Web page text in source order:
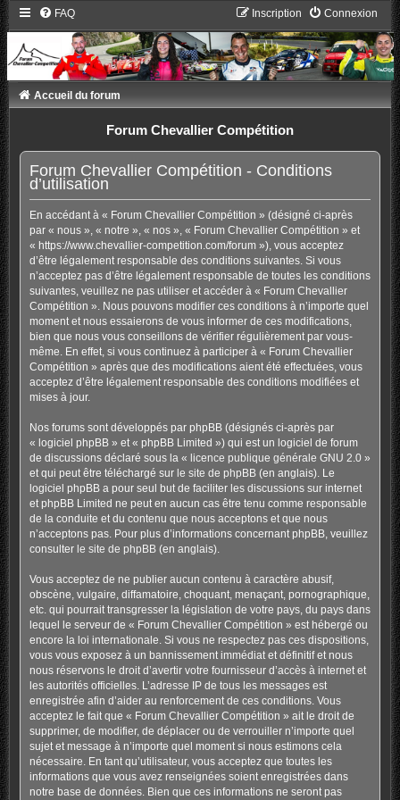
FAQ Connexion
Inscription
Accueil du forum
Forum Chevallier Compétition
Forum Chevallier Compétition - Conditions
d’utilisation
En accédant à « Forum Chevallier Compétition » (désigné ci-après
par « nous », « notre », « nos », « Forum Chevallier Compétition » et
« https://www.chevallier-competition.com/forum »), vous acceptez
d’être légalement responsable des conditions suivantes. Si vous
n’acceptez pas d’être légalement responsable de toutes les conditions
suivantes, veuillez ne pas utiliser et accéder à « Forum Chevallier
Compétition ». Nous pouvons modifier ces conditions à n’importe quel
moment et nous essaierons de vous informer de ces modifications,
bien que nous vous conseillons de vérifier régulièrement par vous-
même. En effet, si vous continuez à participer à « Forum Chevallier
Compétition » après que des modifications aient été effectuées, vous
acceptez d’être légalement responsable des conditions modifiées et
mises à jour.
Nos forums sont développés par phpBB (désignés ci-après par
« logiciel phpBB » et « phpBB Limited ») qui est un logiciel de forum
de discussions déclaré sous la « licence publique générale GNU 2.0»
et qui peut être téléchargé sur le site de phpBB(en anglais). Le
logiciel phpBB a pour seul but de faciliter les discussions sur internet
et phpBB Limited ne peut en aucun cas être tenu comme responsable
de la conduite et du contenu que nous acceptons et que nous
n’acceptons pas. Pour plus d’informations concernant phpBB, veuillez
consulter le site de phpBB(en anglais).
Vous acceptez de ne publier aucun contenu à caractère abusif,
obscène, vulgaire, diffamatoire, choquant, menaçant, pornographique,
etc. qui pourrait transgresser la législation de votre pays, du pays dans
lequel le serveur de « Forum Chevallier Compétition » est hébergé ou
encore la loi internationale. Si vous ne respectez pas ces dispositions,
vous vous exposez à un bannissement immédiat et définitif et nous
nous réservons le droit d’avertir votre fournisseur d’accès à internet et
les autorités officielles. L’adresse IP de tous les messages est
enregistrée afin d’aider au renforcement de ces conditions. Vous
acceptez le fait que « Forum Chevallier Compétition » ait le droit de
supprimer, de modifier, de déplacer ou de verrouiller n’importe quel
sujet et message à n’importe quel moment si nous estimons cela
nécessaire. En tant qu’utilisateur, vous acceptez que toutes les
informations que vous avez renseignées soient enregistrées dans
notre base de données. Bien que ces informations ne seront pas